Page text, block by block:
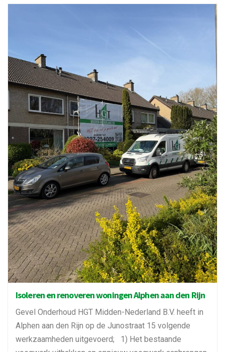
Isoleren en renoveren woningen Alphen aan den Rijn
Gevel Onderhoud HGT Midden-Nederland B.V. heeft in
Alphen aan den Rijn op de Junostraat 15 volgende
werkzaamheden uitgevoerd; 1) Het bestaande